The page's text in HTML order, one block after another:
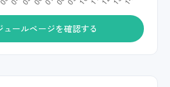
ュールページを確認する